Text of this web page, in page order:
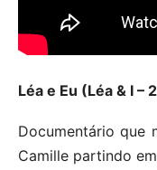
Léa e Eu (Léa & I –
Documentário que
Camille partindo